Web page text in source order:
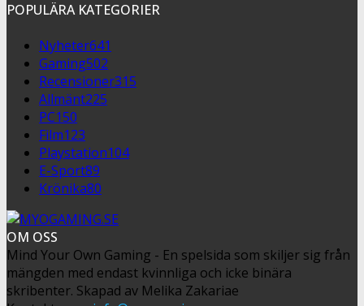
POPULÄRA KATEGORIER
Nyheter641
Gaming502
Recensioner315
Allmänt225
PC150
Film123
Playstation104
E-Sport89
Krönika80
OM OSS
Mind Your Own Gaming - En spelsida som skiljer sig från
mängden med endast kvinnliga och icke binära
skribenter. Skapad av Melika Zakariae